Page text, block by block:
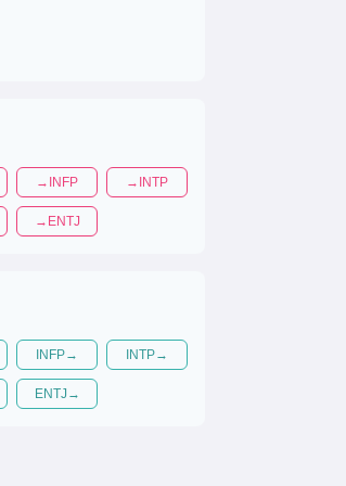
→ INFP → INTP
→ ENTJ
INFP→ INTP→
ENTJ →